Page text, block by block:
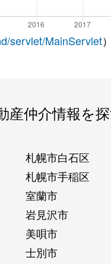
servlet/MainServlet
産仲介情報を
札幌市白石区
札幌市手稲区
室蘭市
岩見沢市
美唄市
士別市